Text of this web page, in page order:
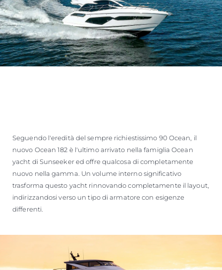
Seguendo l'eredità del sempre richiestissimo 90 Ocean, il
nuovo Ocean 182 è l'ultimo arrivato nella famiglia Ocean
yacht di Sunseeker ed offre qualcosa di completamente
nuovo nella gamma. Un volume interno significativo
trasforma questo yacht rinnovando completamente il layout,
indirizzandosi verso un tipo di armatore con esigenze
differenti.